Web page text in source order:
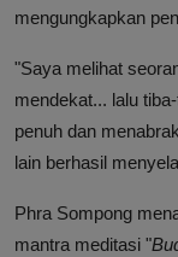
mengungkapkan
"Saya melihat
mendekat... lalu
penuh dan
lain berhasil
Phra Sompong
mantra meditasi "